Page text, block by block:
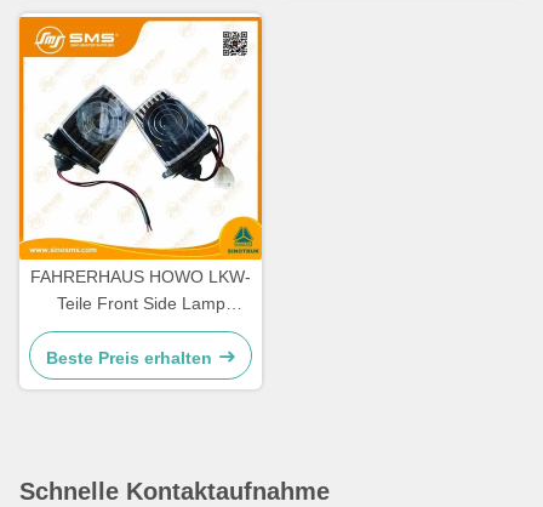
FAHRERHAUS HOWO LKW-
Teile Front Side Lamp
WG9719790005/0008
Beste Preis erhalten
Schnelle Kontaktaufnahme